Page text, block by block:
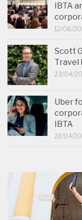
IBTA
12/06/
Scott
Travel
23/04/
Uber
IBTA
22/04/